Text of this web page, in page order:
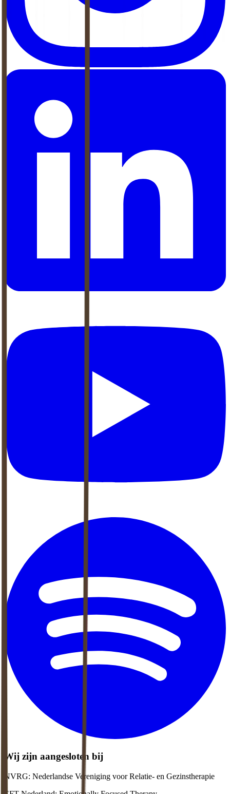
Wij zijn aangesloten bij
NVRG: Nederlandse Vereniging voor Relatie- en Gezinstherapie